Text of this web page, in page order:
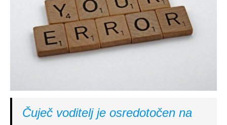
Čuječ voditelj je osredotočen na